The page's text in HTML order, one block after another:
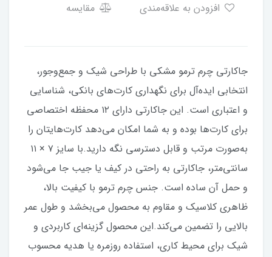
مقایسه
جاکارتی چرم ترمو مشکی با طراحی شیک و جمع‌وجور،
انتخابی ایده‌آل برای نگهداری کارت‌های بانکی، شناسایی
و اعتباری است. این جاکارتی دارای ۱۲ محفظه اختصاصی
برای کارت‌ها بوده و به شما امکان می‌دهد کارت‌هایتان را
به‌صورت مرتب و قابل دسترسی نگه دارید.با سایز ۷ × ۱۱
سانتی‌متر، جاکارتی به راحتی در کیف یا جیب جا می‌شود
و حمل آن ساده است. جنس چرم ترمو با کیفیت بالا،
ظاهری کلاسیک و مقاوم به محصول می‌بخشد و طول عمر
بالایی را تضمین می‌کند.این محصول گزینه‌ای کاربردی و
شیک برای محیط کاری، استفاده روزمره یا هدیه محسوب